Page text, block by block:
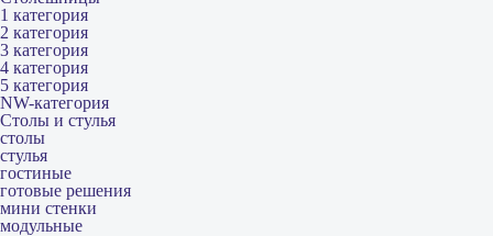
1 категория
2 категория
3 категория
4 категория
5 категория
NW-категория
Столы и стулья
столы
стулья
гостиные
готовые решения
мини стенки
модульные